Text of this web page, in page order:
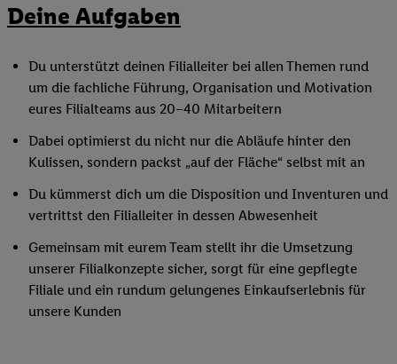
Deine Aufgaben
Du unterstützt deinen Filialleiter bei allen Themen rund
um die fachliche Führung, Organisation und Motivation
eures Filialteams aus 20–40 Mitarbeitern
Dabei optimierst du nicht nur die Abläufe hinter den
Kulissen, sondern packst „auf der Fläche“ selbst mit an
Du kümmerst dich um die Disposition und Inventuren und
vertrittst den Filialleiter in dessen Abwesenheit
Gemeinsam mit eurem Team stellt ihr die Umsetzung
unserer Filialkonzepte sicher, sorgt für eine gepflegte
Filiale und ein rundum gelungenes Einkaufserlebnis für
unsere Kunden